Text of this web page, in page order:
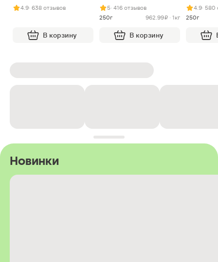
4.9· 638 отзывов
В корзину
арахисом и нугой
5· 416 отзывов
250г
962.99 ₽ · 1кг
В корзину
4.9· 580
250г
Новинки